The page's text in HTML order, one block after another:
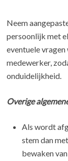
Neem
persoonlijk met
eventuele
medewerker,
onduidelijkheid.
Overige
Als wordt
stem dan
bewaken